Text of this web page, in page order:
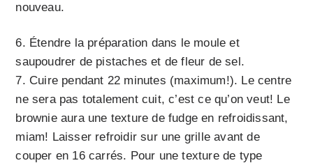
nouveau.
Étendre la préparation dans le moule et
saupoudrer de pistaches et de fleur de sel.
Cuire pendant 22 minutes (maximum!). Le centre
ne sera pas totalement cuit, c’est ce qu’on veut! Le
brownie aura une texture de fudge en refroidissant,
miam! Laisser refroidir sur une grille avant de
couper en 16 carrés. Pour une texture de type